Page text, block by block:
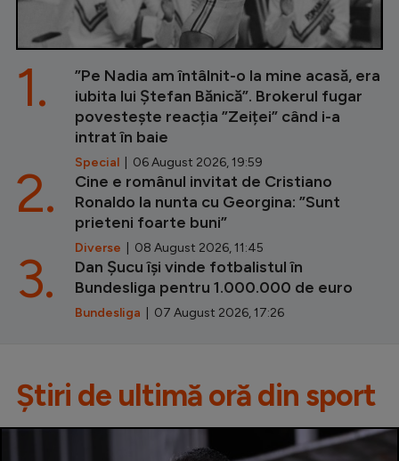
”Pe Nadia am întâlnit-o la mine acasă, era
iubita lui Ștefan Bănică”. Brokerul fugar
povestește reacția ”Zeiței” când i-a
intrat în baie
Special | 06 August 2026, 19:59
1.
Cine e românul invitat de Cristiano
Ronaldo la nunta cu Georgina: ”Sunt
prieteni foarte buni”
Diverse | 08 August 2026, 11:45
2.
Dan Șucu își vinde fotbalistul în
Bundesliga pentru 1.000.000 de euro
Bundesliga | 07 August 2026, 17:26
3.
Știri de ultimă oră din sport